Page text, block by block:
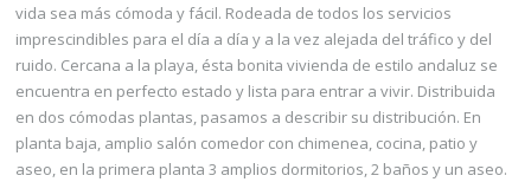
vida sea más cómoda y fácil. Rodeada de todos los servicios
imprescindibles para el día a día y a la vez alejada del tráfico y del
ruido. Cercana a la playa, ésta bonita vivienda de estilo andaluz se
encuentra en perfecto estado y lista para entrar a vivir. Distribuida
en dos cómodas plantas, pasamos a describir su distribución. En
planta baja, amplio salón comedor con chimenea, cocina, patio y
aseo, en la primera planta 3 amplios dormitorios, 2 baños y un aseo.